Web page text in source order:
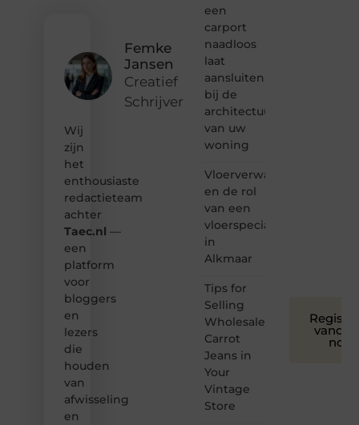
Femke
Jansen
Creatief
Schrijver
Wij
zijn
het
enthousiaste
redactieteam
achter
Taec.nl —
een
platform
voor
bloggers
en
lezers
die
houden
van
afwisseling
en
een
carport
naadloos
laat
aansluiten
bij de
architectuur
van uw
woning
Vloerverwarming
en de rol
van een
vloerspecialist
in
Alkmaar
Tips for
Selling
Wholesale
Carrot
Jeans in
Your
Vintage
Store
nog